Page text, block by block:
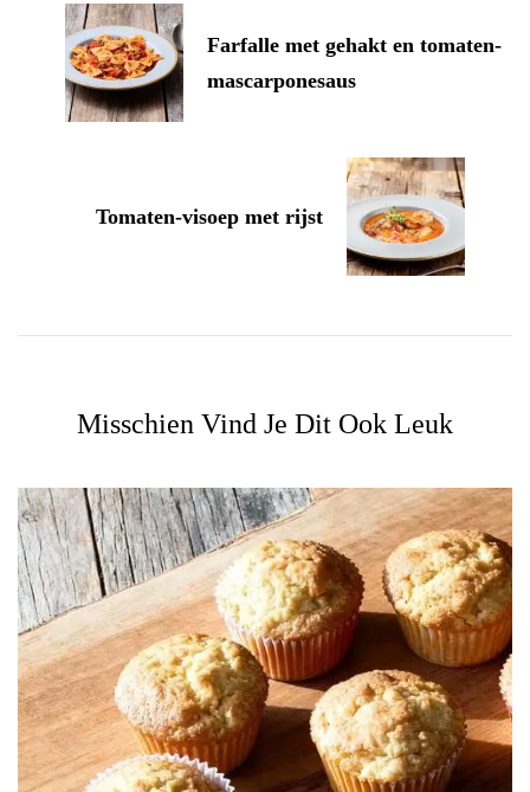
Farfalle met gehakt en tomaten-
mascarponesaus
Tomaten-visoep met rijst
Misschien Vind Je Dit Ook Leuk